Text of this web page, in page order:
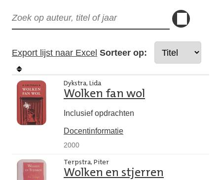
Export lijst naar Excel Sorteer op:
Dykstra, Lida
Wolken fan wol
Inclusief opdrachten
Docentinformatie
2000
Terpstra, Piter
Wolken en stjerren